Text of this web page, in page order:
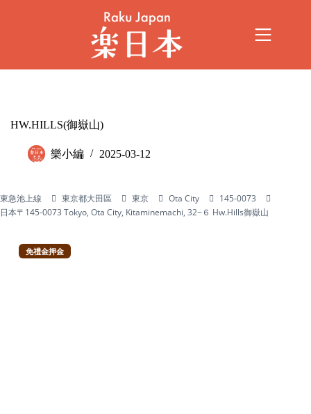
HW.HILLS(御嶽山)
樂小編 2025-03-12
東急池上線 東京都大田區 東京 Ota City
145-0073
日本〒145-0073 Tokyo, Ota City, Kitaminemachi, 32−６ Hw.Hills御嶽山
免禮金押金